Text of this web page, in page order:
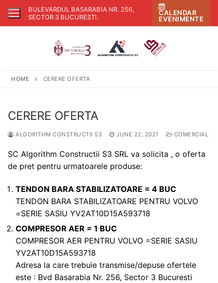
Skip
BULEVARDUL BASARABIA NR. 256,
SECTOR 3 BUCURESTI.
CALENDAR
EVENIMENTE
HOME CERERE OFERTA
CERERE OFERTA
ALGORITHM CONSTRUCTII S3 JUNE 22, 2021 COMERCIAL
SC Algorithm Constructii S3 SRL va solicita , o oferta
de pret pentru urmatoarele produse:
TENDON BARA STABILIZATOARE = 4 BUC
TENDON BARA STABILIZATOARE PENTRU VOLVO
=SERIE SASIU YV2AT10D15A593718
COMPRESOR AER = 1 BUC
COMPRESOR AER PENTRU VOLVO =SERIE SASIU
YV2AT10D15A593718
Adresa la care trebuie transmise/depuse ofertele
este : Bvd Basarabia Nr. 256, Sector 3 Bucuresti